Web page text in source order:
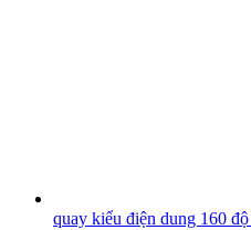
quay kiểu điện dung 160 độ